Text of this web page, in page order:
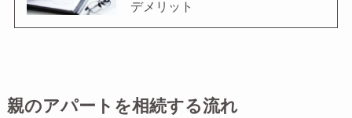
デメリット
親のアパートを相続する流れ